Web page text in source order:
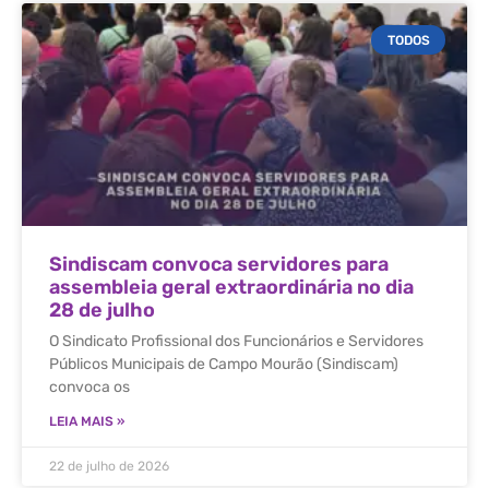
TODOS
Sindiscam convoca servidores para
assembleia geral extraordinária no dia
28 de julho
O Sindicato Profissional dos Funcionários e Servidores
Públicos Municipais de Campo Mourão (Sindiscam)
convoca os
LEIA MAIS »
22 de julho de 2026